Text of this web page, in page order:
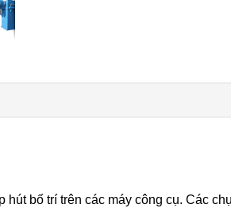
bố trí trên các máy công cụ. Các